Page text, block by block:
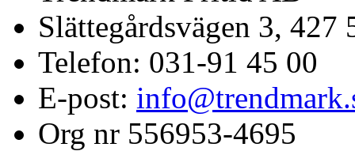
Slättegårdsvägen 3,
Telefon: 031-91 45 00
E-post:
Org nr 556953-4695